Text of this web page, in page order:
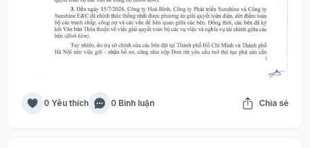
0 Yêu thích 0 Bình luận Chia sẻ